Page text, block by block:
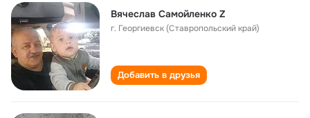
Вячеслав Самойленко Z
г. Георгиевск (Ставропольский край)
Добавить в друзья